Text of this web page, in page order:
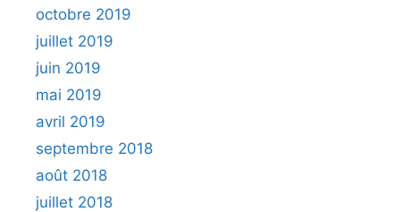
octobre 2019
juillet 2019
juin 2019
mai 2019
avril 2019
septembre 2018
août 2018
juillet 2018